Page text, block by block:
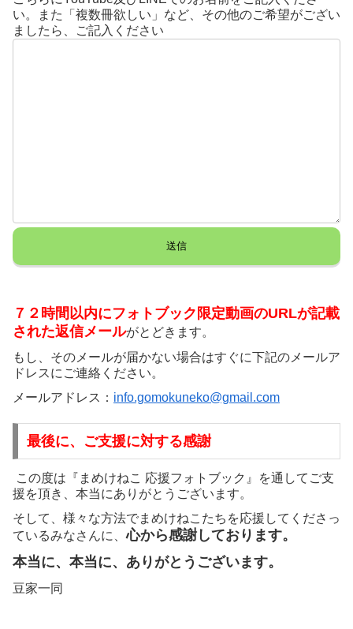
い。また「複数冊欲しい」など、その他のご希望がござい
ましたら、ご記入ください
７２時間以内にフォトブック限定動画のURLが記載
された返信メールがとどきます。
もし、そのメールが届かない場合はすぐに下記のメールア
ドレスにご連絡ください。
メールアドレス： info.gomokuneko@gmail.com
最後に、ご支援に対する感謝
この度は『まめけねこ 応援フォトブック』を通してご支
援を頂き、本当にありがとうございます。
そして、様々な方法でまめけねこたちを応援してくださっ
ているみなさんに、心から感謝しております。
本当に、本当に、ありがとうございます。
豆家一同